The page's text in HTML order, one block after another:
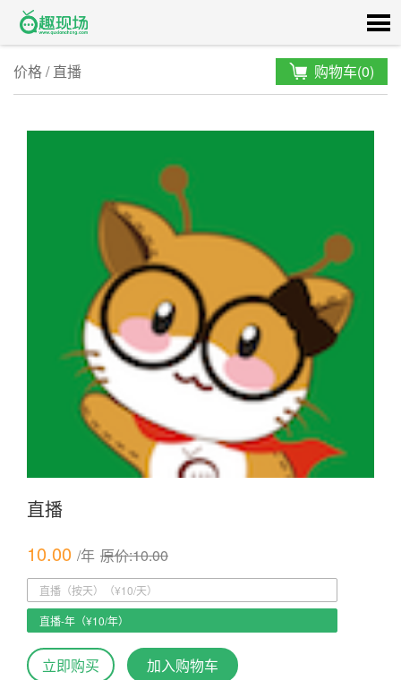
价格/直播 购物车(0)
直播
10.00 /年 原价:10.00
直播（按天）（¥10/天）
直播-年（¥10/年）
立即购买 加入购物车